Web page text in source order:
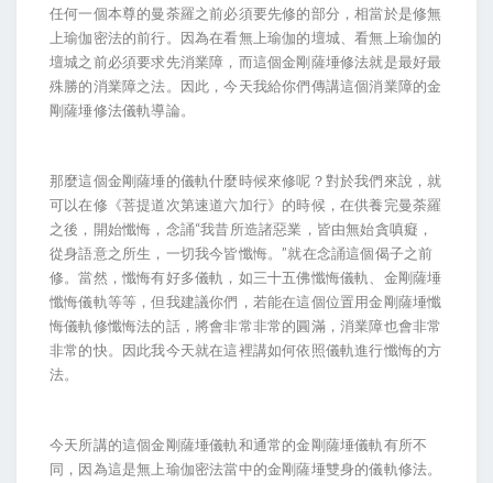
任何一個本尊的曼荼羅之前必須要先修的部分，相當於是修無
上瑜伽密法的前行。因為在看無上瑜伽的壇城、看無上瑜伽的
壇城之前必須要求先消業障，而這個金剛薩埵修法就是最好最
殊勝的消業障之法。因此，今天我給你們傳講這個消業障的金
剛薩埵修法儀軌導論。
那麼這個金剛薩埵的儀軌什麼時候來修呢？對於我們來說，就
可以在修《菩提道次第速道六加行》的時候，在供養完曼荼羅
之後，開始懺悔，念誦“我昔所造諸惡業，皆由無始貪嗔癡，
從身語意之所生，一切我今皆懺悔。”就在念誦這個偈子之前
修。當然，懺悔有好多儀軌，如三十五佛懺悔儀軌、金剛薩埵
懺悔儀軌等等，但我建議你們，若能在這個位置用金剛薩埵懺
悔儀軌修懺悔法的話，將會非常非常的圓滿，消業障也會非常
非常的快。因此我今天就在這裡講如何依照儀軌進行懺悔的方
法。
今天所講的這個金剛薩埵儀軌和通常的金剛薩埵儀軌有所不
同，因為這是無上瑜伽密法當中的金剛薩埵雙身的儀軌修法。